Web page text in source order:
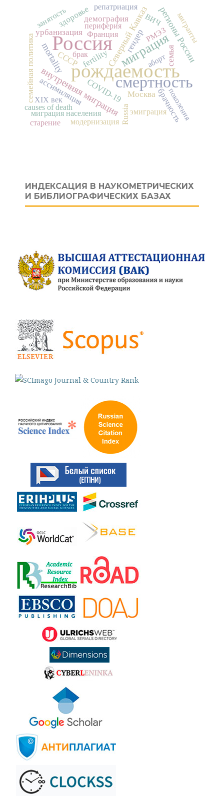
Россия
рождаемость
смертность
миграция
внутренняя миграция
Северный Кавказ
mortality регионы России
семья
семейная политика гендер
fertility
урбанизация
Москвабрачность
COVID-19
демография
СССР
ассимиляция
здоровье
Франция
Russia
аборт
миграция населения
брак
эмиграция
репатриация
занятость
РМЭЗ
модернизация поколения
causes of death
периферия мигранты
XIX век
ВИЧ
старение
ИНДЕКСАЦИЯ В НАУКОМЕТРИЧЕСКИХ
И БИБЛИОГРАФИЧЕСКИХ БАЗАХ